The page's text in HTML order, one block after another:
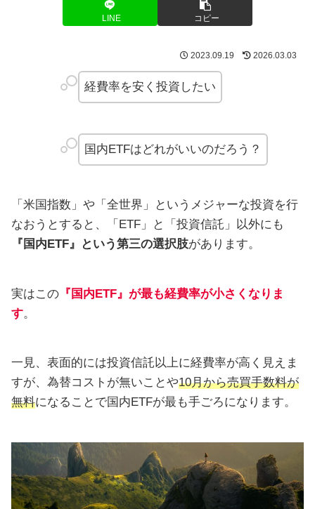
LINE コピー
2023.09.19 2026.03.03
経費率を安く投資したい
国内ETFはどれがいいのだろう？
「米国指数」や「全世界」というメジャーな投資を行
なおうとすると、「ETF」と「投資信託」以外にも
『国内ETF』という第三の選択肢があります。
実はこの 『国内ETF』が最も経費率が小さくなりま
す。
一見、表面的には投資信託以上に経費率が高く見えま
すが、為替コストが無いことや10月から売買手数料が
無料になることで国内ETFが最も手ごろになります。